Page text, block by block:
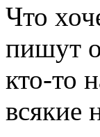
Что
пишут
кто-то
всякие